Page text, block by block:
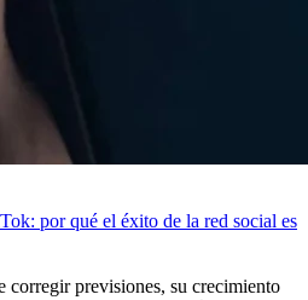
por qué el éxito de la red social es
previsiones, su crecimiento